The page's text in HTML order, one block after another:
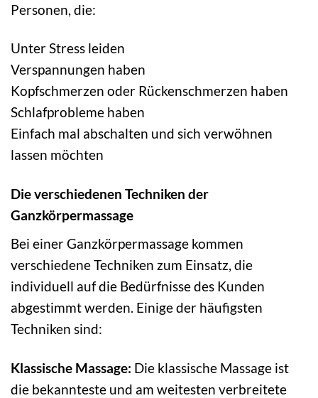
Personen, die:
Unter Stress leiden
Verspannungen haben
Kopfschmerzen oder Rückenschmerzen haben
Schlafprobleme haben
Einfach mal abschalten und sich verwöhnen
lassen möchten
Die verschiedenen Techniken der
Ganzkörpermassage
Bei einer Ganzkörpermassage kommen
verschiedene Techniken zum Einsatz, die
individuell auf die Bedürfnisse des Kunden
abgestimmt werden. Einige der häufigsten
Techniken sind:
Klassische Massage: Die klassische Massage ist
die bekannteste und am weitesten verbreitete